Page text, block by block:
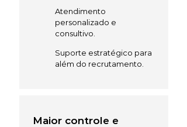
Atendimento
personalizado e
consultivo.
Suporte estratégico para
além do recrutamento.
Maior controle e